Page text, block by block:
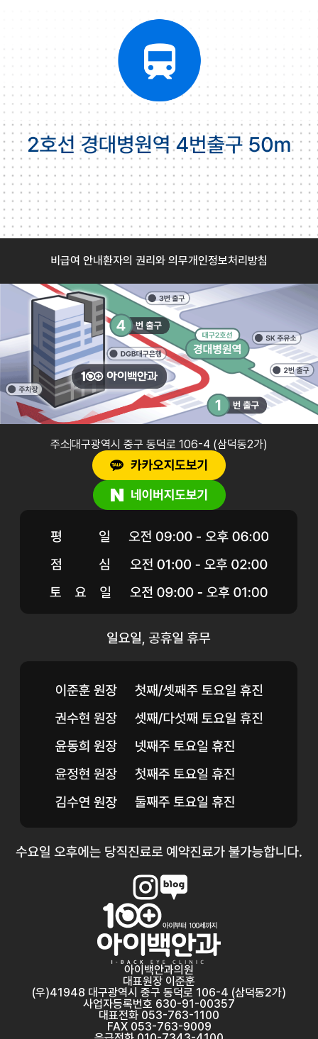
비급여 안내환자의 권리와 의무개인정보처리방침
주소대구광역시 중구 동덕로 106-4 (삼덕동2가)
아이백안과의원
대표원장 이준훈
(우)41948 대구광역시 중구 동덕로 106-4 (삼덕동2가)
사업자등록번호 630-91-00357
대표전화 053-763-1100
FAX 053-763-9009